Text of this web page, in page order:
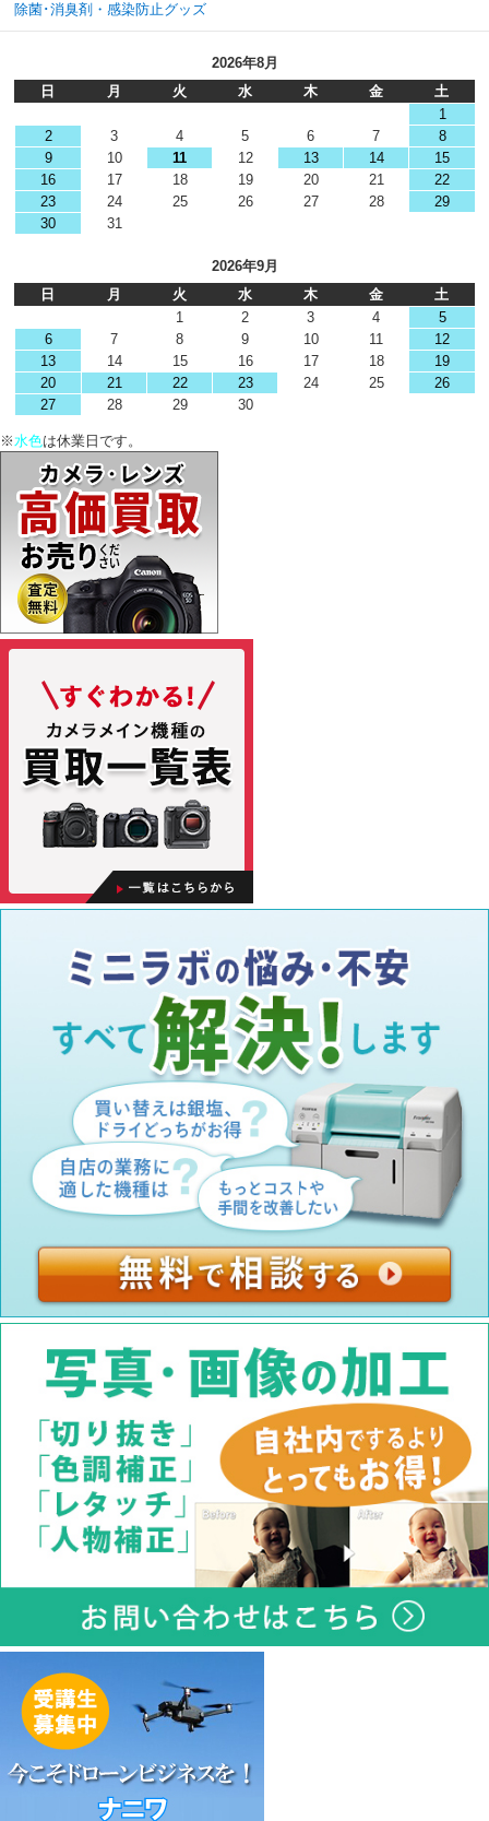
除菌･消臭剤・感染防止グッズ
2026年8月
日
月 火 水 木 金
土
1
2
3 4 5 6 7
8
9
10 11 12 13 14
15
16
17 18 19 20 21
22
23
24 25 26 27 28
29
30
31
2026年9月
日
月 火 水 木 金
土
1
2 3 4
5
6
7 8 9 10 11
12
13
14 15 16 17 18
19
20
21 22 23 24 25
26
27
28 29 30
※水色は休業日です。